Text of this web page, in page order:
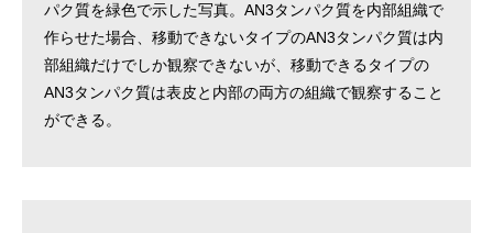
パク質を緑色で示した写真。AN3タンパク質を内部組織で
作らせた場合、移動できないタイプのAN3タンパク質は内
部組織だけでしか観察できないが、移動できるタイプの
AN3タンパク質は表皮と内部の両方の組織で観察すること
ができる。